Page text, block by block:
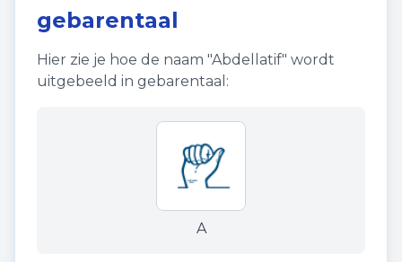
gebarentaal
Hier zie je hoe de naam "Abdellatif" wordt
uitgebeeld in gebarentaal:
A